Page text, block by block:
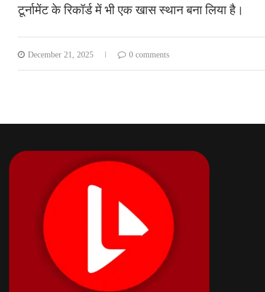
टूर्नामेंट के रिकॉर्ड में भी एक खास स्थान बना लिया है।
December 21, 2025 0 comments